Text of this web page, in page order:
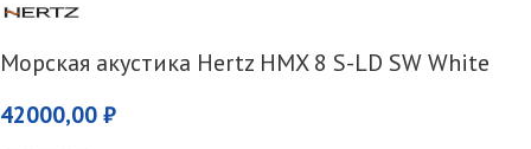
Морская акустика Hertz HMX 8 S-LD SW White
42000,00 ₽